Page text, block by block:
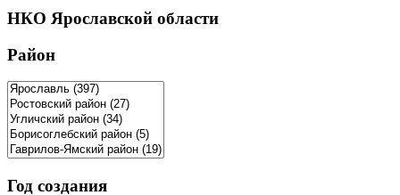
НКО Ярославской области
Район
Год создания